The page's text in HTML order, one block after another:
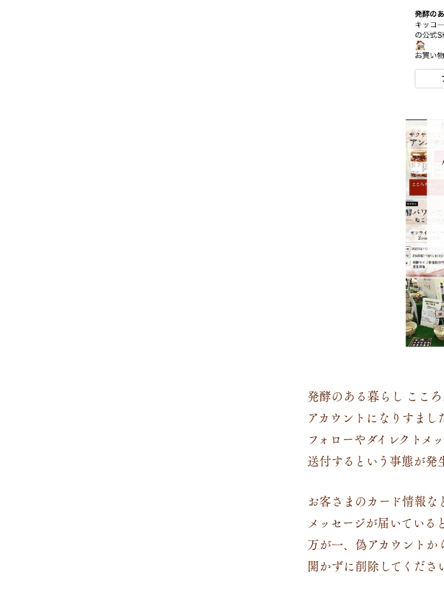
発酵のある暮らし ここ
アカウントになりすまし
フォローやダイレクトメ
送付するという事態が発
お客さまのカード情報な
メッセージが届いている
万が一、偽アカウントか
開かずに削除してくださ